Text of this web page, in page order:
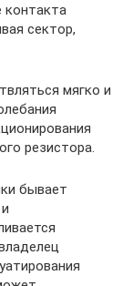
контакта
сектор,
мягко и
резистора.
бывает